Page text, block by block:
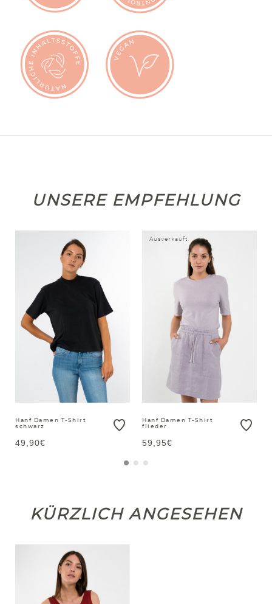
UNSERE EMPFEHLUNG
Hanf Damen T-Shirt
schwarz
49,90€
Ausverkauft
Hanf Damen T-Shirt
flieder
59,95€
KÜRZLICH ANGESEHEN